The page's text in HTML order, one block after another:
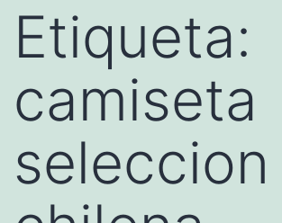
Etiqueta:
camiseta
seleccion